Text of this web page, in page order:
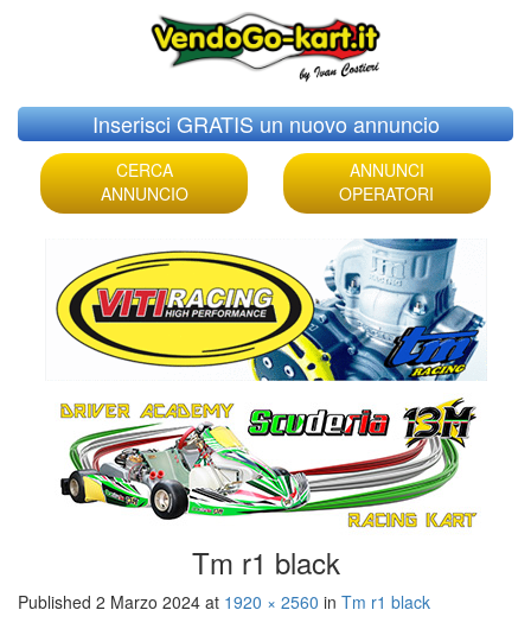
Skip
to
content
Inserisci GRATIS un nuovo annuncio
CERCA
ANNUNCIO
ANNUNCI
OPERATORI
Tm r1 black
Published 2 Marzo 2024 at 1920 × 2560 in Tm r1 black